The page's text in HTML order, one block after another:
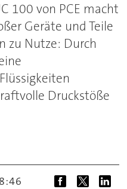
100 von PCE macht
Geräte und Teile
zu Nutze: Durch
Druckstöße